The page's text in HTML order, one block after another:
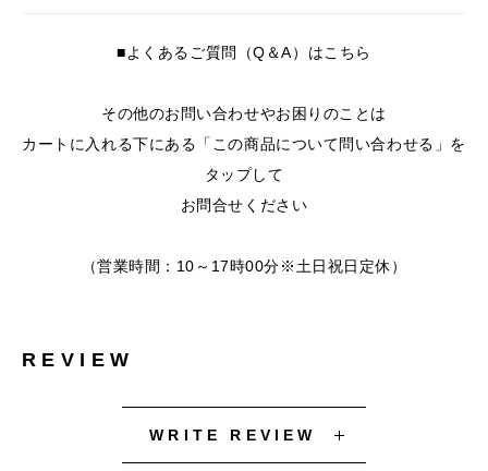
■よくあるご質問（Q＆A）はこちら
その他のお問い合わせやお困りのことは
カートに入れる下にある「この商品について問い合わせる」を
タップして
お問合せください
（営業時間：10～17時00分※土日祝日定休）
REVIEW
WRITE REVIEW